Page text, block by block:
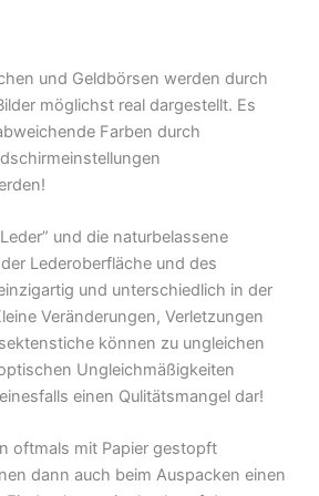
und Geldbörsen werden durch
möglichst real dargestellt. Es
Farben durch
und die naturbelassene
Lederoberfläche und des
und unterschiedlich in der
Veränderungen, Verletzungen
können zu ungleichen
Ungleichmäßigkeiten
einen Qulitätsmangel dar!
oftmals mit Papier gestopft
dann auch beim Auspacken einen